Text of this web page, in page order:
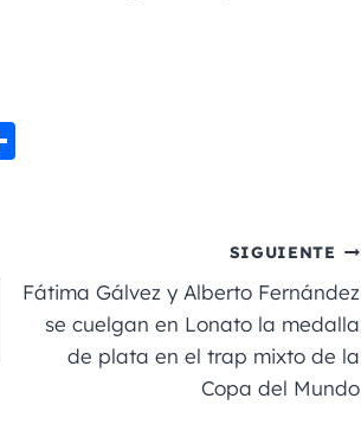
C
a
SIGUIENTE
Fátima Gálvez y Alberto Fernández
se cuelgan en Lonato la medalla
de plata en el trap mixto de la
Copa del Mundo